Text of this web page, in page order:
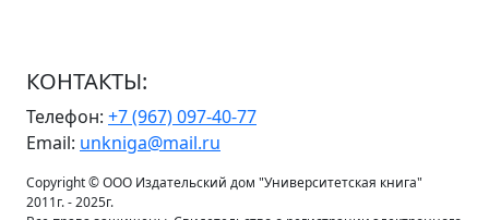
КОНТАКТЫ:
Телефон: +7 (967) 097-40-77
Email: unkniga@mail.ru
Copyright © ООО Издательский дом "Университетская книга"
2011г. - 2025г.